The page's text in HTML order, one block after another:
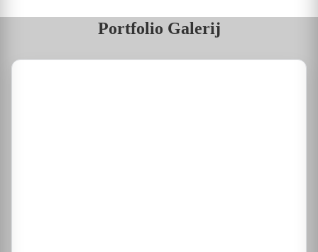
Portfolio Galerij